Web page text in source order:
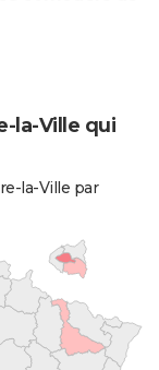
la-Ville qui
la-Ville par